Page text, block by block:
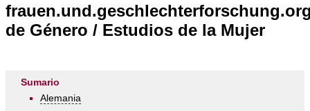
de Género / Estudios de la Mujer
Sumario
Alemania